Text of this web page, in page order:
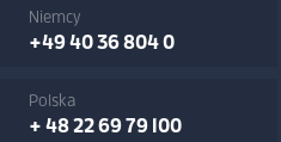
Niemcy
+49 40 36 804 0
Polska
+ 48 22 69 79 100